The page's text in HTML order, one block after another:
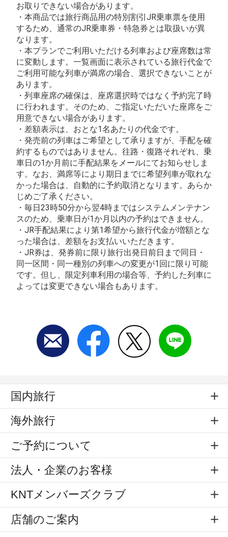
お取りできない場合があります。
・本商品では旅行商品用の特別割引JR乗車票を使用
するため、通常のJR乗車券・特急券とは取扱いが異
なります。
・本プランでご利用いただける列車および座席数は常
に変動します。一覧画面に表示されている旅行代金で
ご利用可能な列車が満席の場合、選択できないことが
あります。
・列車座席の確保は、座席選択時ではなく予約完了時
に行われます。そのため、ご指定いただいた座席をご
用意できない場合があります。
・差額表示は、おとな1名あたりの代金です。
・発売前の列車はご希望として承りますが、手配を確
約するものではありません。往路・復路それぞれ、乗
車日の1か月前に手配結果をメールにてお知らせしま
す。なお、満席等により期日までに希望列車が取れな
かった場合は、自動的に予約取消となります。あらか
じめご了承ください。
・毎日23時50分から翌4時まではシステムメンテナン
スのため、乗車日が1か月以内の予約はできません。
・JR手配結果により第1希望から旅行代金が増額とな
った場合は、差額をお支払いいただきます。
・JR券は、発券前に限り旅行出発日前日まで同日・
同一区間・同一種別の列車への変更が1回に限り可能
です。但し、限定列車利用の場合等、予約した列車に
よっては変更できない場合もあります。
国内旅行
海外旅行
ご予約について
法人・企業のお客様
KNTメンバーズクラブ
店舗のご案内